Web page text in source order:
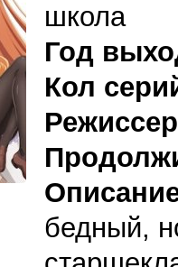
школа
Год
Кол
бедный,